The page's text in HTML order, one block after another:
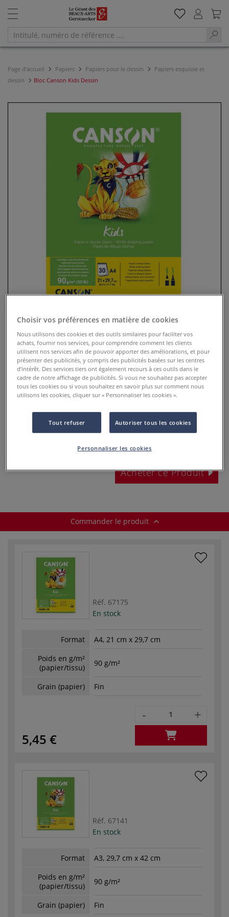
Page d'accueil Papiers Papiers pour le dessin
Papiers esquisse et
dessin
Bloc Canson Kids Dessin
Bloc Canson Kids Dessin
0 Commentaires
Le Bloc Canson Kids Dessin est idéal pour dessiner au sol,
dès5,45 €
Acheter ce Produit
Commander le produit
Réf. 67175
En stock
Format
A4, 21 cm x 29,7 cm
Poids en g/m²
(papier/tissu)
90 g/m²
Grain (papier) Fin
5,45 €
- +
Réf. 67141
En stock
Format
A3, 29,7 cm x 42 cm
Poids en g/m²
(papier/tissu)
90 g/m²
Grain (papier) Fin
Choisir vos préférences en matière de cookies
Nous utilisons des cookies et des outils similaires pour faciliter vos
achats, fournir nos services, pour comprendre comment les clients
utilisent nos services afin de pouvoir apporter des améliorations, et pour
présenter des publicités, y compris des publicités basées sur les centres
d’intérêt. Des services tiers ont également recours à ces outils dans le
cadre de notre affichage de publicités. Si vous ne souhaitez pas accepter
tous les cookies ou si vous souhaitez en savoir plus sur comment nous
utilisons les cookies, cliquer sur « Personnaliser les cookies ».
Tout refuser Autoriser tous les cookies
Personnaliser les cookies